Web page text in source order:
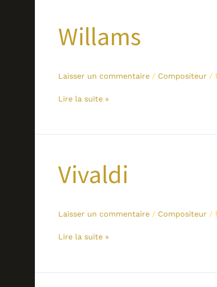
Willams
Laisser un commentaire / Compositeur /
Willams
Lire la suite »
Vivaldi
Laisser un commentaire / Compositeur /
Vivaldi
Lire la suite »